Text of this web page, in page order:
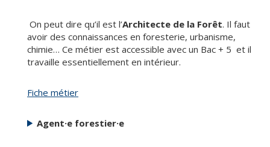
On peut dire qu’il est l’Architecte de la Forêt. Il faut
avoir des connaissances en foresterie, urbanisme,
chimie… Ce métier est accessible avec un Bac + 5 et il
travaille essentiellement en intérieur.
Fiche métier
Agent·e forestier·e